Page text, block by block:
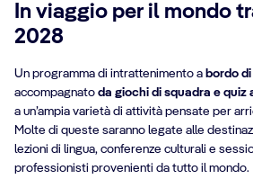
In viaggio per il mondo
2028
Un programma di intrattenimento a bordo
accompagnato da giochi di squadra e quiz
a un’ampia varietà di attività pensate per
Molte di queste saranno legate alle
lezioni di lingua, conferenze culturali e
professionisti provenienti da tutto il mondo.